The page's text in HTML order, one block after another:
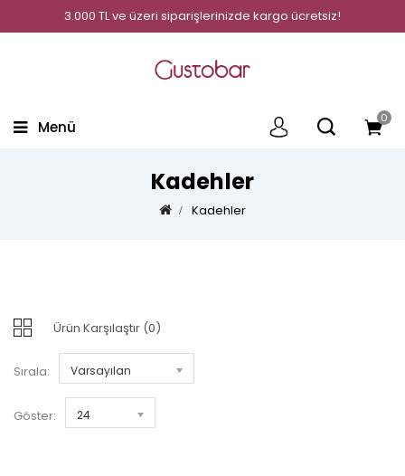
3.000 TL ve üzeri siparişlerinizde kargo ücretsiz!
0
Menü
Kadehler
Kadehler
Ürün Karşılaştır (0)
Sırala: Varsayılan
Göster: 24